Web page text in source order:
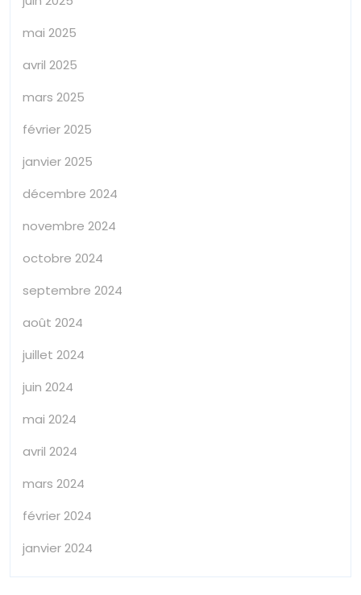
mai 2025
avril 2025
mars 2025
février 2025
janvier 2025
décembre 2024
novembre 2024
octobre 2024
septembre 2024
août 2024
juillet 2024
juin 2024
mai 2024
avril 2024
mars 2024
février 2024
janvier 2024